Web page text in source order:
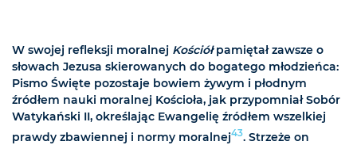
W swojej refleksji moralnej Kościółpamiętał zawsze o
słowach Jezusa skierowanych do bogatego młodzieńca:
Pismo Święte pozostaje bowiem żywym i płodnym
źródłem nauki moralnej Kościoła, jak przypomniał Sobór
Watykański II, określając Ewangelię źródłem wszelkiej
prawdy zbawiennej i normy moralnej43. Strzeże on